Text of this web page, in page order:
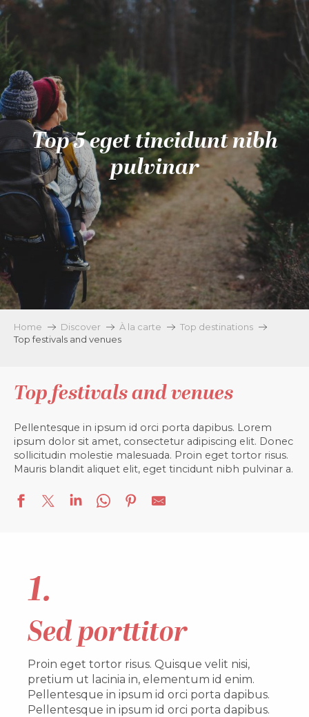
Aller
contenu
principal
Top 5 eget tincidunt nibh
pulvinar
Home Discover À la carte
Top destinations
Top festivals and venues
Top festivals and venues
Pellentesque in ipsum id orci porta dapibus. Lorem
ipsum dolor sit amet, consectetur adipiscing elit. Donec
sollicitudin molestie malesuada. Proin eget tortor risus.
Mauris blandit aliquet elit, eget tincidunt nibh pulvinar a.
1.
Sed porttitor
Proin eget tortor risus. Quisque velit nisi,
pretium ut lacinia in, elementum id enim.
Pellentesque in ipsum id orci porta dapibus.
Pellentesque in ipsum id orci porta dapibus.